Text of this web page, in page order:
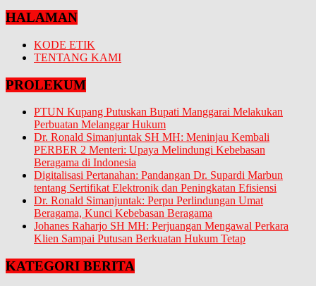
HALAMAN
KODE ETIK
TENTANG KAMI
PROLEKUM
PTUN Kupang Putuskan Bupati Manggarai Melakukan
Perbuatan Melanggar Hukum
Dr. Ronald Simanjuntak SH MH: Meninjau Kembali
PERBER 2 Menteri: Upaya Melindungi Kebebasan
Beragama di Indonesia
Digitalisasi Pertanahan: Pandangan Dr. Supardi Marbun
tentang Sertifikat Elektronik dan Peningkatan Efisiensi
Dr. Ronald Simanjuntak: Perpu Perlindungan Umat
Beragama, Kunci Kebebasan Beragama
Johanes Raharjo SH MH: Perjuangan Mengawal Perkara
Klien Sampai Putusan Berkuatan Hukum Tetap
KATEGORI BERITA